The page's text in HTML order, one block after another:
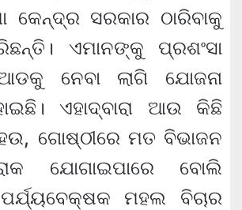
କେନ୍ଦ୍ର ସରକାର ଠାରିବାକୁ
ଏମାନଙ୍କୁ ପ୍ରଶଂସା
ନେବା ଲାଗି ଯୋଜନା
ଏହାଦ୍ବାରା ଆଉ କିଛି
ଗୋଷ୍ଠୀରେ ମତ ବିଭାଜନ
ଯୋଗାଇପାରେ ବୋଲି
ମହଲ ବିଚାର